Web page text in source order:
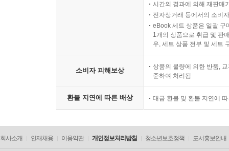
시간의 경과에 의해 재판매
전자상거래 등에서의 소비
eBook 세트 상품은 일괄 구
1개의 상품으로 취급 및 판
우, 세트 상품 전부 및 세트
소비자 피해보상
상품의 불량에 의한 반품,
준하여 처리됨
환불 지연에 따른 배상 대금 환불 및 환불 지연에
회사소개 인재채용 이용약관 개인정보처리방침 청소년보호정책 도서홍보안내